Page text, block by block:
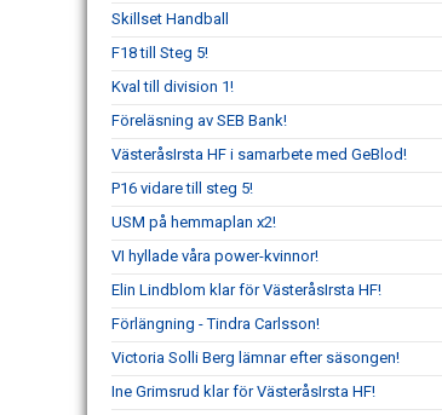
Skillset Handball
F18 till Steg 5!
Kval till division 1!
Föreläsning av SEB Bank!
VästeråsIrsta HF i samarbete med GeBlod!
P16 vidare till steg 5!
USM på hemmaplan x2!
VI hyllade våra power-kvinnor!
Elin Lindblom klar för VästeråsIrsta HF!
Förlängning - Tindra Carlsson!
Victoria Solli Berg lämnar efter säsongen!
Ine Grimsrud klar för VästeråsIrsta HF!